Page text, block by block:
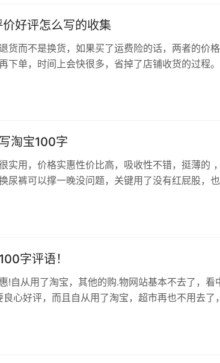
好评怎么写的收集
货而不是换货，如果买了运费险的话，两者的价
下单，时间上会快很多，省掉了店铺收货的过程。
不错哟，外观看起来很漂亮，质量也杠杠的，这个
淘宝100字
实用，价格实惠性价比高，吸收性不错，挺薄的
尿裤可以撑一晚没问题，关键用了没有红屁股，也
每天用好几个，便宜好用。完了回继续回购的，五
字评语！
!自从用了淘宝，其他的购.物网站基本不去了，看
心好评，而且自从用了淘宝，超市再也不用去了
分特别说一下，物流速度真的很快，上午买，下午